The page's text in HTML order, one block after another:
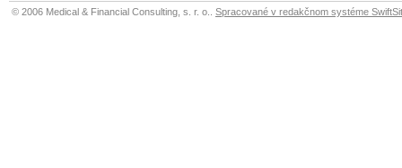
© 2006 Medical & Financial Consulting, s. r. o.. Spracované v redakčnom systéme